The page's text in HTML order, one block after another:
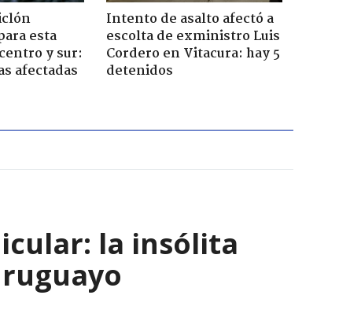
esta
y sur:
afectadas
Intento de asalto afectó a
escolta de exministro Luis
Cordero en Vitacura: hay 5
detenidos
la insólita